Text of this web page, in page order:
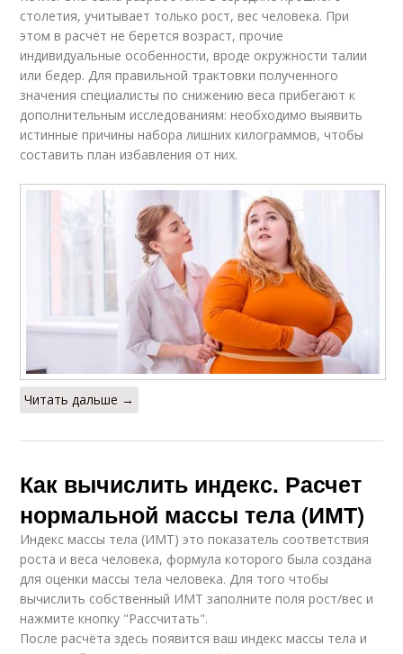
столетия, учитывает только рост, вес человека. При
этом в расчёт не берется возраст, прочие
индивидуальные особенности, вроде окружности талии
или бедер. Для правильной трактовки полученного
значения специалисты по снижению веса прибегают к
дополнительным исследованиям: необходимо выявить
истинные причины набора лишних килограммов, чтобы
составить план избавления от них.
Читать дальше →
Как вычислить индекс. Расчет
нормальной массы тела (ИМТ)
Индекс массы тела (ИМТ) это показатель соответствия
роста и веса человека, формула которого была создана
для оценки массы тела человека. Для того чтобы
вычислить собственный ИМТ заполните поля рост/вес и
нажмите кнопку "Рассчитать".
После расчёта здесь появится ваш индекс массы тела и